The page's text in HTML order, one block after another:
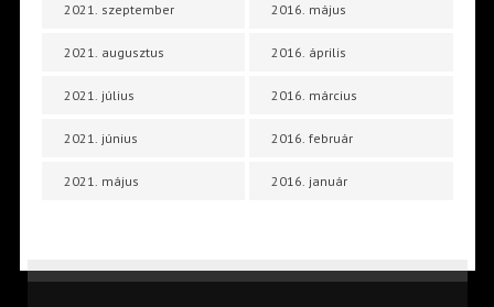
2021. szeptember
2021. augusztus
2021. július
2021. június
2021. május
2016. május
2016. április
2016. március
2016. február
2016. január